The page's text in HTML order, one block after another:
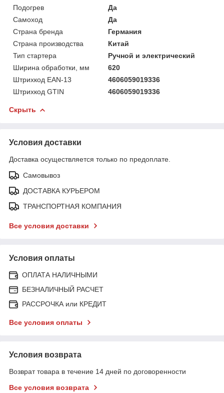
Подогрев
Да
Самоход
Да
Страна бренда
Германия
Страна производства
Китай
Тип стартера
Ручной и электрический
Ширина обработки, мм
620
Штрихкод EAN-13
4606059019336
Штрихкод GTIN
4606059019336
Скрыть
Условия доставки
Доставка осуществляется только по предоплате.
Самовывоз
ДОСТАВКА КУРЬЕРОМ
ТРАНСПОРТНАЯ КОМПАНИЯ
Все условия доставки
Условия оплаты
ОПЛАТА НАЛИЧНЫМИ
БЕЗНАЛИЧНЫЙ РАСЧЕТ
РАССРОЧКА или КРЕДИТ
Все условия оплаты
Условия возврата
Возврат товара в течение 14 дней по договоренности
Все условия возврата